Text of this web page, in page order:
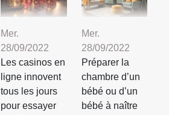
Mer.
28/09/2022
Les casinos en
ligne innovent
tous les jours
pour essayer
Mer.
28/09/2022
Préparer la
chambre d’un
bébé ou d’un
bébé à naître